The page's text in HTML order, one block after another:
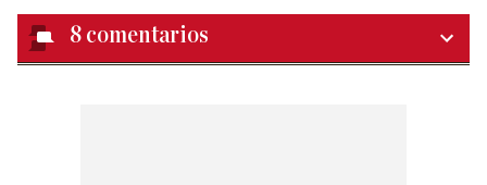
8 comentarios